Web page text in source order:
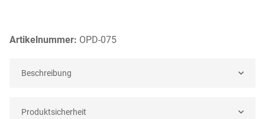
Artikelnummer: OPD-075
Beschreibung
Produktsicherheit